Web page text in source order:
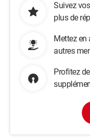
Suivez
plus de
Mettez en
autres
Profitez